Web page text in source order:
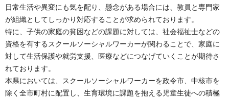
日常生活や異変にも気を配り、懸念がある場合には、教員と専門家
が組織としてしっかり対応することが求められております。
特に、子供の家庭の貧困などの課題に対しては、社会福祉士などの
資格を有するスクールソーシャルワーカーが関わることで、家庭に
対して生活保護や就労支援、医療などにつなげていくことが期待さ
れております。
本県においては、スクールソーシャルワーカーを政令市、中核市を
除く全市町村に配置し、生育環境に課題を抱える児童生徒への積極